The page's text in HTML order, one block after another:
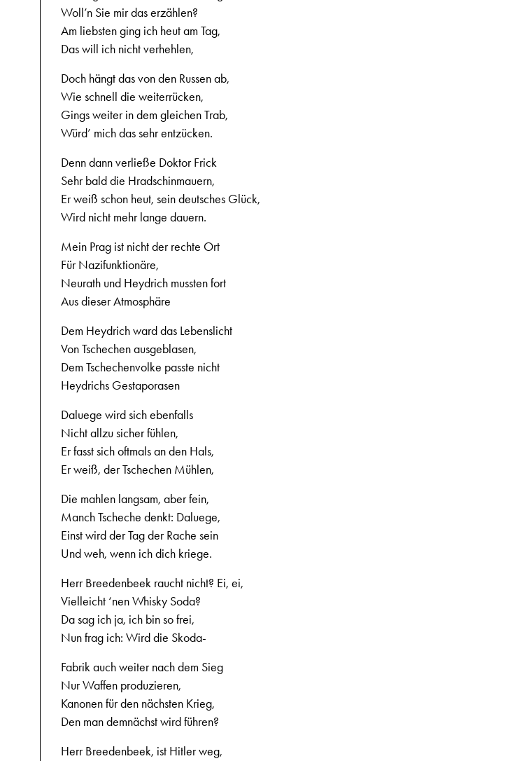
Woll’n Sie mir das erzählen?
Am liebsten ging ich heut am Tag,
Das will ich nicht verhehlen,
Doch hängt das von den Russen ab,
Wie schnell die weiterrücken,
Gings weiter in dem gleichen Trab,
Würd’ mich das sehr entzücken.
Denn dann verließe Doktor Frick
Sehr bald die Hradschinmauern,
Er weiß schon heut, sein deutsches Glück,
Wird nicht mehr lange dauern.
Mein Prag ist nicht der rechte Ort
Für Nazifunktionäre,
Neurath und Heydrich mussten fort
Aus dieser Atmosphäre
Dem Heydrich ward das Lebenslicht
Von Tschechen ausgeblasen,
Dem Tschechenvolke passte nicht
Heydrichs Gestaporasen
Daluege wird sich ebenfalls
Nicht allzu sicher fühlen,
Er fasst sich oftmals an den Hals,
Er weiß, der Tschechen Mühlen,
Die mahlen langsam, aber fein,
Manch Tscheche denkt: Daluege,
Einst wird der Tag der Rache sein
Und weh, wenn ich dich kriege.
Herr Breedenbeek raucht nicht? Ei, ei,
Vielleicht ‘nen Whisky Soda?
Da sag ich ja, ich bin so frei,
Nun frag ich: Wird die Skoda-
Fabrik auch weiter nach dem Sieg
Nur Waffen produzieren,
Kanonen für den nächsten Krieg,
Den man demnächst wird führen?
Herr Breedenbeek, ist Hitler weg,